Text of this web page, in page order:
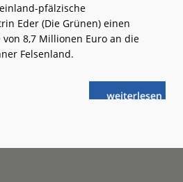
pfälzische
Eder (Die Grünen) einen
8,7 Millionen Euro an die
Felsenland.
weiterlese
n